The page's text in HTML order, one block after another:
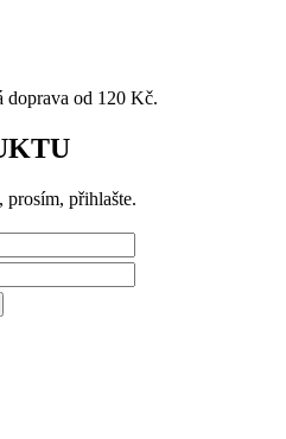
doprava od 120 Kč.
prosím, přihlašte.